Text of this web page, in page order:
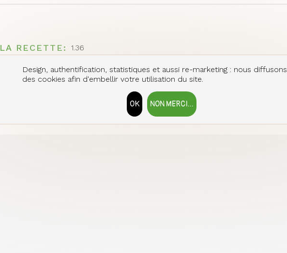
RECETTE 1.36
Design, authentification, statistiques et aussi re-marketing : nous diffusons
des cookies afin d'embellir votre utilisation du site.
NON MERCI...
OK
RETIRER LE CONSENTEMENT